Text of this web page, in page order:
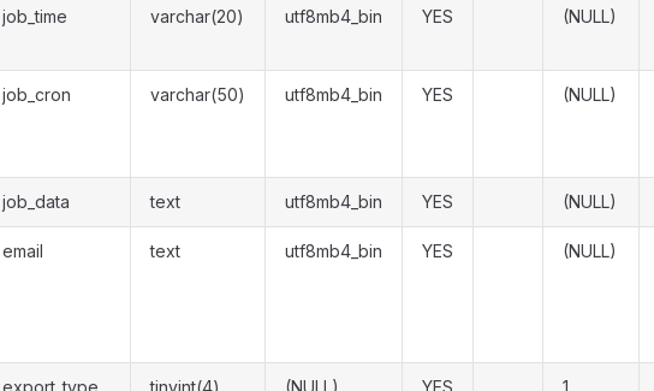
job_time varchar(20) utf8mb4_bin YES (NULL)
job_cron varchar(50) utf8mb4_bin YES (NULL)
job_data text utf8mb4_bin YES (NULL)
email text utf8mb4_bin YES (NULL)
export_type tinyint(4) (NULL) YES 1